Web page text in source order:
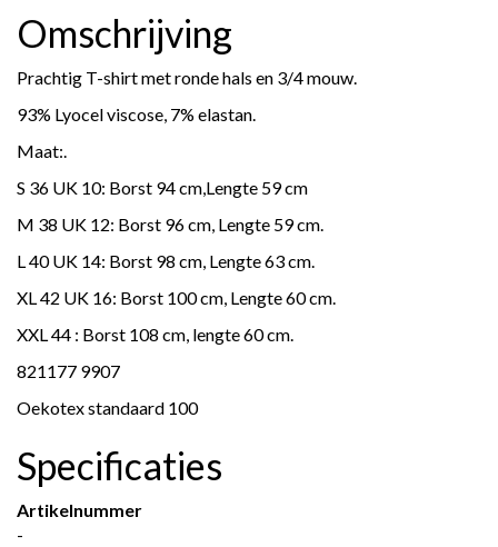
Omschrijving
Prachtig T-shirt met ronde hals en 3/4 mouw.
93% Lyocel viscose, 7% elastan.
Maat:.
S 36 UK 10: Borst 94 cm,Lengte 59 cm
M 38 UK 12: Borst 96 cm, Lengte 59 cm.
L 40 UK 14: Borst 98 cm, Lengte 63 cm.
XL 42 UK 16: Borst 100 cm, Lengte 60 cm.
XXL 44 : Borst 108 cm, lengte 60 cm.
821177 9907
Oekotex standaard 100
Specificaties
Artikelnummer
-